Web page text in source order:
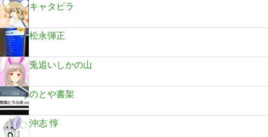
キャタピラ
松永弾正
兎追いしかの山
のとや書架
沖志 惇